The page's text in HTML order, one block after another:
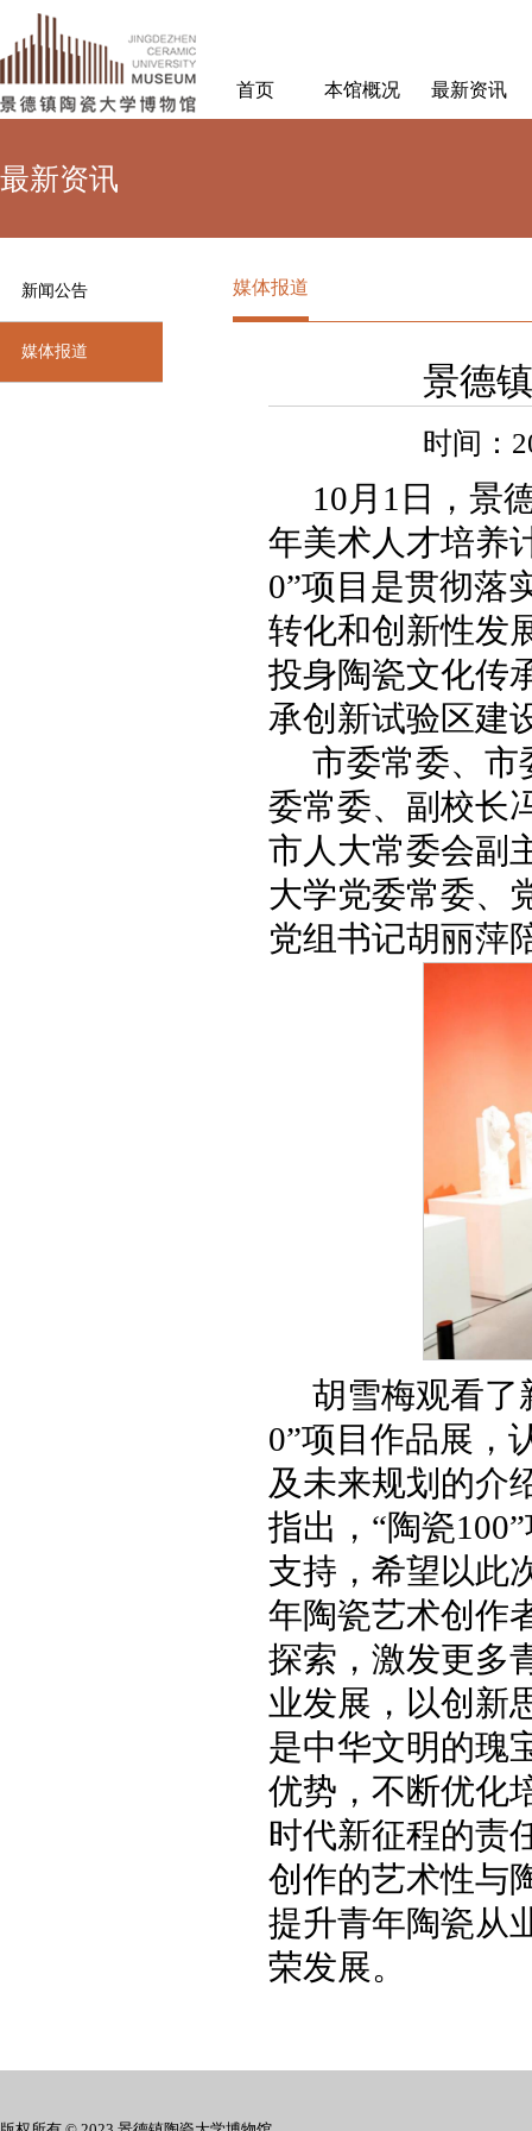
首页 本馆概况 最新资讯
最新资讯
新闻公告
媒体报道
媒体报道
景德
时间：
10月1日，景
年美术人才培养
0”项目是贯彻落
转化和创新性发
投身陶瓷文化传
承创新试验区建
市委常委、市
委常委、副校长
市人大常委会副
大学党委常委、
党组书记胡丽萍
胡雪梅观看了
0”项目作品展，
及未来规划的介
指出，“陶瓷
支持，希望以此
年陶瓷艺术创作
探索，激发更多
业发展，以创新
是中华文明的瑰
优势，不断优化
时代新征程的责
创作的艺术性与
提升青年陶瓷从
荣发展。